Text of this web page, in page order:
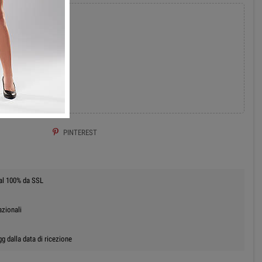
CARRELLO
PINTEREST
da SSL
dalla data di ricezione